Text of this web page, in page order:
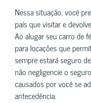
Nessa situação, você
país que visitar e
Ao alugar seu carro de
para locações que
sempre estará seguro
não negligencie o
causados por você se
antecedência.